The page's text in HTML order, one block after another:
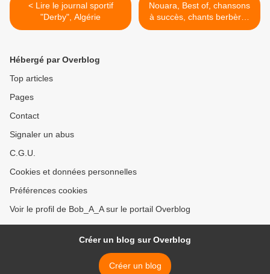
< Lire le journal sportif
"Derby", Algérie
Nouara, Best of, chansons
à succès, chants berbères
>
Hébergé par Overblog
Top articles
Pages
Contact
Signaler un abus
C.G.U.
Cookies et données personnelles
Préférences cookies
Voir le profil de Bob_A_A sur le portail Overblog
Créer un blog sur Overblog
Créer un blog